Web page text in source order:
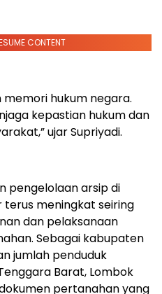
CONTENT
hukum negara.
kepastian hukum dan
ujar Supriyadi.
pengelolaan arsip di
terus meningkat seiring
dan pelaksanaan
Sebagai kabupaten
jumlah penduduk
Barat, Lombok
pertanahan yang